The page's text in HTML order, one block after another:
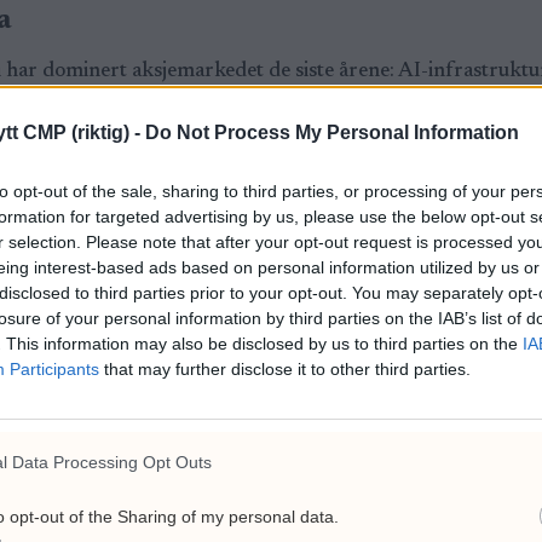
CMP (riktig) - Do Not Process My Personal Information
opt-out of the sale, sharing to third parties, or processing of your
for targeted advertising by us, please use the below opt-out
selection. Please note that after your opt-out request is processed
interest-based ads based on personal information utilized by us
to third parties prior to your opt-out. You may separately
of your personal information by third parties on the IAB’s list of
This information may also be disclosed by us to third parties on the
Participants that may further disclose it to other third parties.
Data Processing Opt Outs
opt-out of the Sharing of my personal data.
dominert aksjemarkedet de siste årene: AI-
med avanserte AI-prosessorer. Reuters omtaler
produsenten av HBM-brikker.
for å låse inn fremtidig etterspørsel.
og at avtalene inkluderer elementer som
rundt 100 milliarder dollar i gjenværende
historisk har vært svært syklisk.
budskap nå er at AI-etterspørselen og langsiktige
avkastning på 2.387,2 prosent for Micron, mot
av Nvidia i AI-handelen, nå har levert høyere